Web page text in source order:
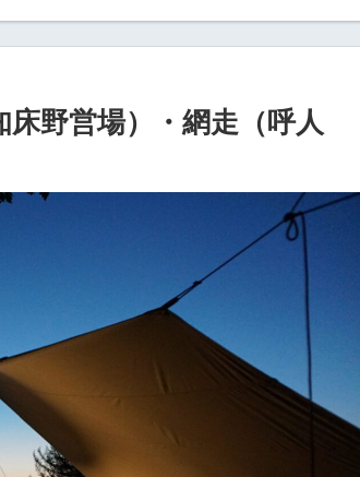
野営場）・網走（呼人